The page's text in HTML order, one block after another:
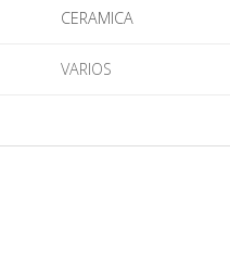
CERAMICA
VARIOS